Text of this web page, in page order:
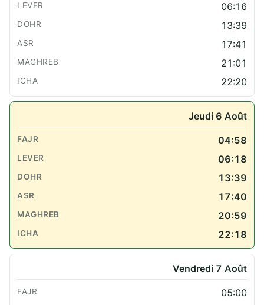
06:16
13:39
17:41
21:01
22:20
Jeudi 6 Août
04:58
06:18
13:39
17:40
20:59
22:18
Vendredi 7 Août
05:00